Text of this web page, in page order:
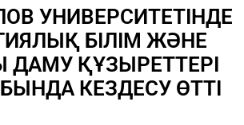
УНИВЕРСИТЕТІНДЕ
БІЛІМ ЖӘНЕ
ДАМУ ҚҰЗЫРЕТТЕРІ
КЕЗДЕСУ ӨТТІ